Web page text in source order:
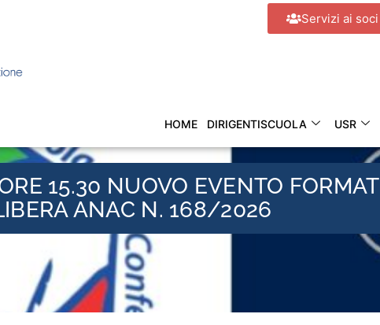
Servizi ai soci
HOME DIRIGENTISCUOLA USR
15.30 NUOVO EVENTO
ANAC N. 168/2026